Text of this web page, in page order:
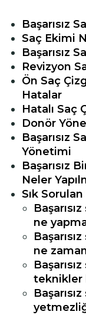
Başarısız
Saç Ekimi
Başarısız
Revizyon
Ön Saç
Hatalar
Hatalı Saç
Donör
Başarısız
Yönetimi
Başarısız
Neler
Sık
ne
ne
teknikler